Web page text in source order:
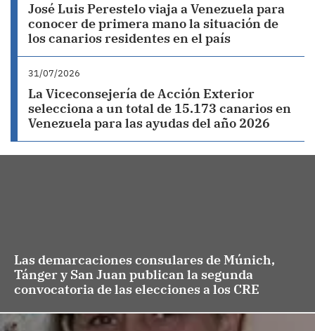
José Luis Perestelo viaja a Venezuela para
conocer de primera mano la situación de
los canarios residentes en el país
31/07/2026
La Viceconsejería de Acción Exterior
selecciona a un total de 15.173 canarios en
Venezuela para las ayudas del año 2026
Las demarcaciones consulares de Múnich,
Tánger y San Juan publican la segunda
convocatoria de las elecciones a los CRE